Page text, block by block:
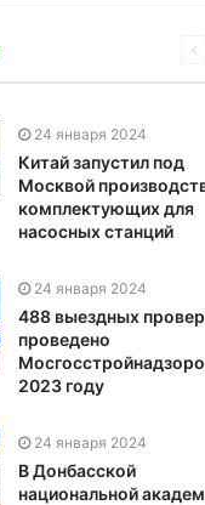
24 января 2024
Китай запустил под
Москвой
комплектующих для
насосных станций
24 января 2024
488 выездных
проведено
2023 году
24 января 2024
В Донбасской
национальной